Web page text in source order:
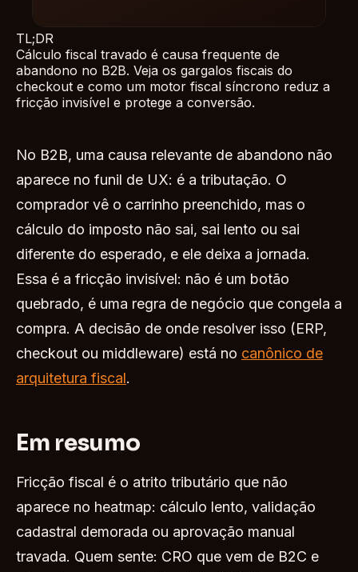
TL;DR
Cálculo fiscal travado é causa frequente de
abandono no B2B. Veja os gargalos fiscais do
checkout e como um motor fiscal síncrono reduz a
fricção invisível e protege a conversão.
No B2B, uma causa relevante de abandono não
aparece no funil de UX: é a tributação. O
comprador vê o carrinho preenchido, mas o
cálculo do imposto não sai, sai lento ou sai
diferente do esperado, e ele deixa a jornada.
Essa é a fricção invisível: não é um botão
quebrado, é uma regra de negócio que congela a
compra. A decisão de onde resolver isso (ERP,
checkout ou middleware) está no canônico de
arquitetura fiscal.
Em resumo
Fricção fiscal é o atrito tributário que não
aparece no heatmap: cálculo lento, validação
cadastral demorada ou aprovação manual
travada. Quem sente: CRO que vem de B2C e